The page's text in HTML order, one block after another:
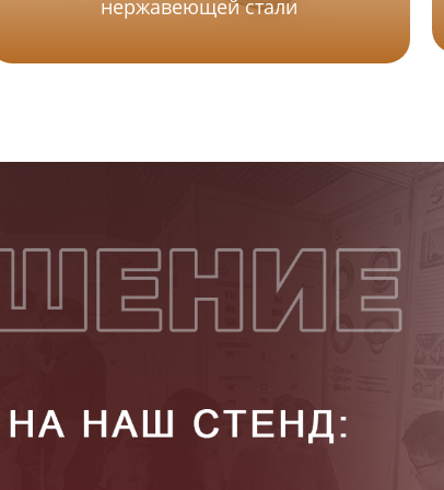
нержавеющей стали